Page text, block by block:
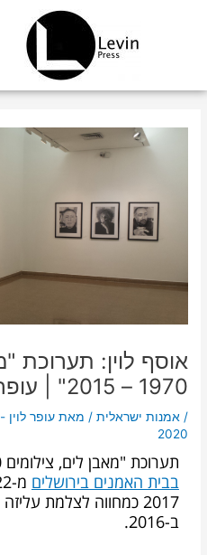
אוסף לוין: תערוכת
1970 – 2015" | עופר לוין
/אמנות ישראלית / מאתעופר
2020
תערוכת "מאבן לים, צילומים 1970 – 2015" נערכה
בבית האמנים בירושלים
2017 כמחווה לצלמת
ב-2016.